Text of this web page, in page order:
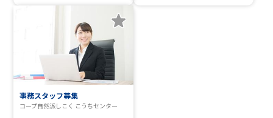
事務スタッフ募集
コープ自然派しこく こうちセンター